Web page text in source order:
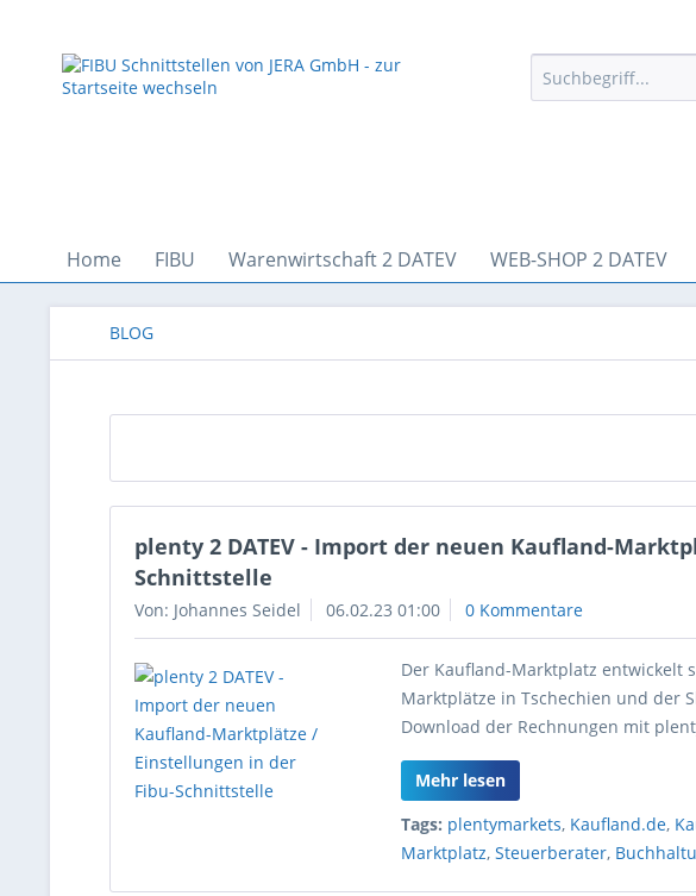
Home FIBU Warenwirtschaft 2 DATEV WEB-SHOP 2 DATEV
BLOG
plenty 2 DATEV - Import der neuen Kaufland-
Schnittstelle
Von: Johannes Seidel 06.02.23 01:00 0 Kommentare
Der Kaufland-Marktplatz entwickelt
Marktplätze in Tschechien und der
Download der Rechnungen mit
Mehr lesen
Tags: plentymarkets, Kaufland.de,
Marktplatz,Steuerberater,